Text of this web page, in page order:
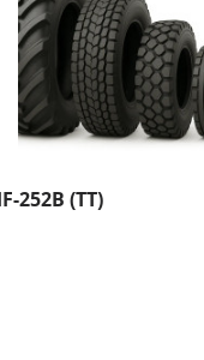
252B (TT)